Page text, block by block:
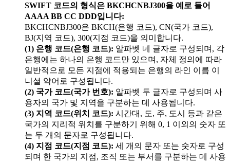
SWIFT 코드의 형식은 BKCHCNBJ300을 예로 들어
AAAA BB CC DDD입니다:
BKCHCNBJ300은 BKCH(은행 코드), CN(국가 코드),
BJ(지역 코드), 300(지점 코드)을 의미합니다.
(1) 은행 코드(은행 코드): 알파벳 네 글자로 구성되며, 각
은행에는 하나의 은행 코드만 있으며, 자체 정의에 따라
일반적으로 모든 지점에 적용되는 은행의 라인 이름 이
니셜 약어로 구성됩니다.
(2) 국가 코드(국가 번호): 알파벳 두 글자로 구성되며 사
용자의 국가 및 지역을 구분하는 데 사용됩니다.
(3) 지역 코드(위치 코드): 시간대, 도, 주, 도시 등과 같은
국가의 지리적 위치를 구분하기 위해 0, 1 이외의 숫자 또
는 두 개의 문자로 구성됩니다.
(4) 지점 코드(지점 코드): 세 개의 문자 또는 숫자로 구성
되며 한 국가의 지점, 조직 또는 부서를 구분하는 데 사용